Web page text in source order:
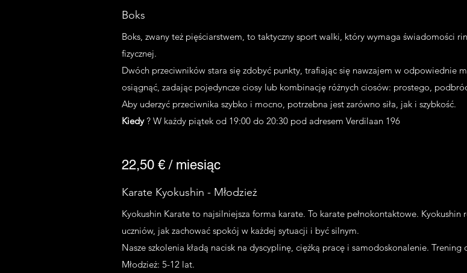
Boks
Boks, zwany też pięściarstwem, to taktyczny sport walki, który wymaga świadomości
fizycznej.
Dwóch przeciwników stara się zdobyć punkty, trafiając się nawzajem w odpowiednie
osiągnąć, zadając pojedyncze ciosy lub kombinację różnych ciosów: prostego,
Aby uderzyć przeciwnika szybko i mocno, potrzebna jest zarówno siła, jak i szybkość.
Kiedy? W każdy piątek od 19:00 do 20:30 pod adresem Verdilaan 196
22,50 € / miesiąc
Karate Kyokushin - Młodzież
Kyokushin Karate to najsilniejsza forma karate. To karate pełnokontaktowe. Kyokushin
uczniów, jak zachować spokój w każdej sytuacji i być silnym.
Nasze szkolenia kładą nacisk na dyscyplinę, ciężką pracę i samodoskonalenie.
Młodzież: 5-12 lat.